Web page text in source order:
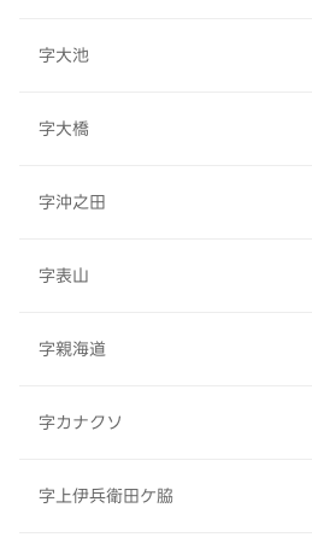
字大池
字大橋
字沖之田
字表山
字親海道
字カナクソ
字上伊兵衛田ケ脇